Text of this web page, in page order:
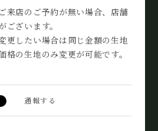
来店のご予約が無い場合、店舗
ございます。
更したい場合は同じ金額の生地
格の生地のみ変更が可能です。
通報する